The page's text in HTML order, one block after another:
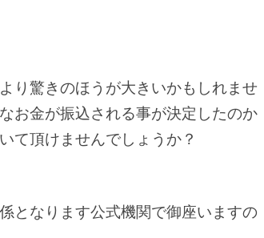
り驚きのほうが大きいかもしれませ
お金が振込される事が決定したのか
て頂けませんでしょうか？
となります公式機関で御座いますの